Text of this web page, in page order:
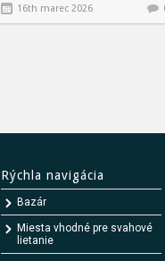
16th marec 2026
Rýchla navigácia
Bazár
Miesta vhodné pre svahové
lietanie